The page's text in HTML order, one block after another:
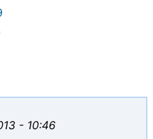
- 10:46